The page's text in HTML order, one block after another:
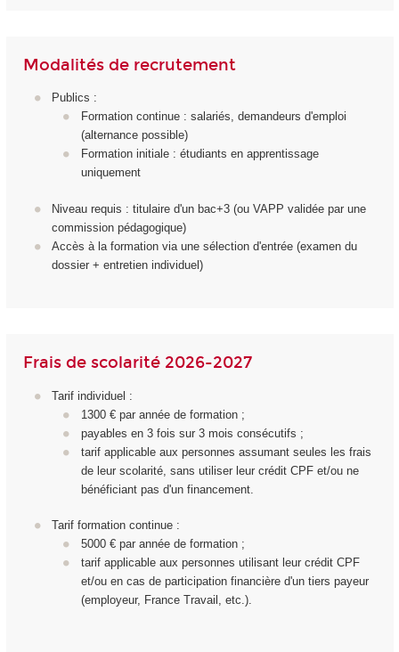
Modalités de recrutement
Publics :
Formation continue : salariés, demandeurs d'emploi
(alternance possible)
Formation initiale : étudiants en apprentissage
uniquement
Niveau requis : titulaire d'un bac+3 (ou VAPP validée par une
commission pédagogique)
Accès à la formation via une sélection d'entrée (examen du
dossier + entretien individuel)
Frais de scolarité 2026-2027
Tarif individuel :
1300 € par année de formation ;
payables en 3 fois sur 3 mois consécutifs ;
tarif applicable aux personnes assumant seules les frais
de leur scolarité, sans utiliser leur crédit CPF et/ou ne
bénéficiant pas d'un financement.
Tarif formation continue :
5000 € par année de formation ;
tarif applicable aux personnes utilisant leur crédit CPF
et/ou en cas de participation financière d'un tiers payeur
(employeur, France Travail, etc.).